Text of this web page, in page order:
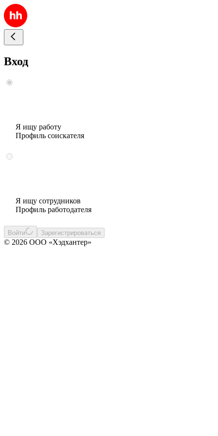
Вход
Я ищу работу
Профиль соискателя
Я ищу сотрудников
Профиль работодателя
Войти Зарегистрироваться
© 2026 ООО «Хэдхантер»